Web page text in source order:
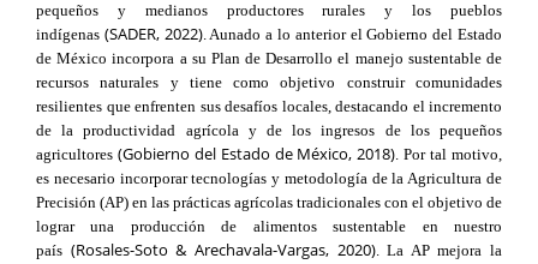
pequeños y medianos productores rurales y los pueblos
indígenas (SADER, 2022). Aunado a lo anterior el Gobierno del Estado
de México incorpora a su Plan de Desarrollo el manejo sustentable de
recursos naturales y tiene como objetivo construir comunidades
resilientes que enfrenten sus desafíos locales, destacando el incremento
de la productividad agrícola y de los ingresos de los pequeños
agricultores (Gobierno del Estado de México, 2018). Por tal motivo,
es necesario incorporar tecnologías y metodología de la Agricultura de
Precisión (AP) en las prácticas agrícolas tradicionales con el objetivo de
lograr una producción de alimentos sustentable en nuestro
país (Rosales-Soto & Arechavala-Vargas, 2020). La AP mejora la